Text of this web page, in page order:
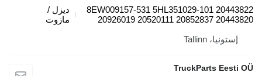
8EW009157-531 5HL351029-101
20926019 20520111 20852837
ديزل /
مازوت
إستونيا، Tallinn
TruckParts Eesti